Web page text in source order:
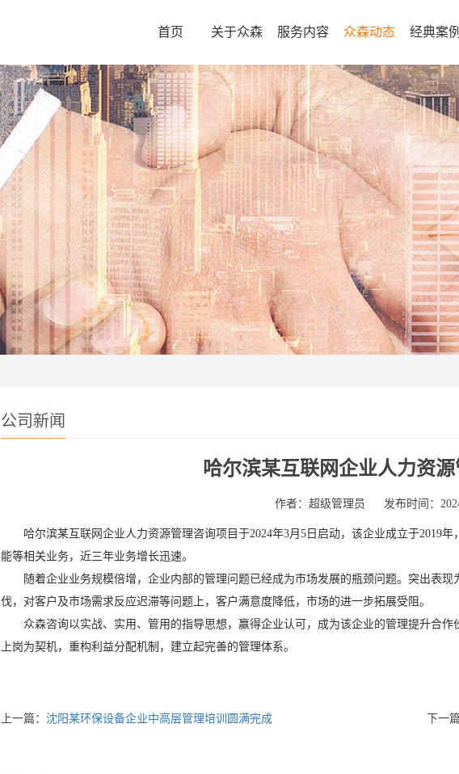
首页 关于众森 服务内容 众森动态 经典案例
公司新闻
哈尔滨某互联网企业人力资
作者：超级管理员 发布时间：
哈尔滨某互联网企业人力资源管理咨询项目于2024年3月5 日启动，该企业成立于2019年
能等相关业务，近三年业务增长迅速。
随着企业业务规模倍增，企业内部的管理问题已经成为市场发展的瓶颈问题。突出表
伐，对客户及市场需求反应迟滞等问题上，客户满意度降低，市场的进一步拓展受阻。
众森咨询以实战、实用、管用的指导思想，赢得企业认可，成为该企业的管理提升合
上岗为契机，重构利益分配机制，建立起完善的管理体系。
上一篇：沈阳某环保设备企业中高层管理培训圆满完成 下一